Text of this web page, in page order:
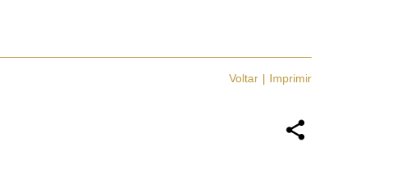
Voltar Imprimir